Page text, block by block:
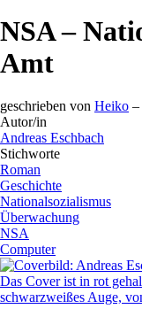
NSA –
Amt
geschrieben von Heiko –
Autor/in
Andreas Eschbach
Stichworte
Roman
Geschichte
Nationalsozialismus
Überwachung
NSA
Computer